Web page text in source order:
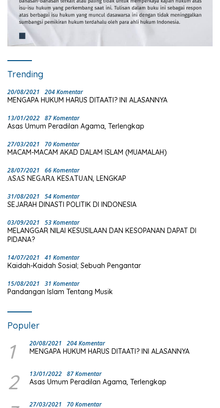
Trending
20/08/2021 204 Komentar
MENGAPA HUKUM HARUS DITAATI? INI ALASANNYA
13/01/2022 87 Komentar
Asas Umum Peradilan Agama, Terlengkap
27/03/2021 70 Komentar
MACAM-MACAM AKAD DALAM ISLAM (MUAMALAH)
28/07/2021 66 Komentar
ΑSΑS NEGΑRΑ KESΑTUΑN, LENGKAP
31/08/2021 54 Komentar
SEJARAH DINASTI POLITIK DI INDONESIA
03/09/2021 53 Komentar
MELANGGAR NILAI KESUSILAAN DAN KESOPANAN DAPAT DI
PIDANA?
14/07/2021 41 Komentar
Kaidah-Kaidah Sosial; Sebuah Pengantar
15/08/2021 31 Komentar
Pandangan Islam Tentang Musik
Populer
1 20/08/2021 204 Komentar
MENGAPA HUKUM HARUS DITAATI? INI ALASANNYA
2 13/01/2022 87 Komentar
Asas Umum Peradilan Agama, Terlengkap
27/03/2021 70 Komentar